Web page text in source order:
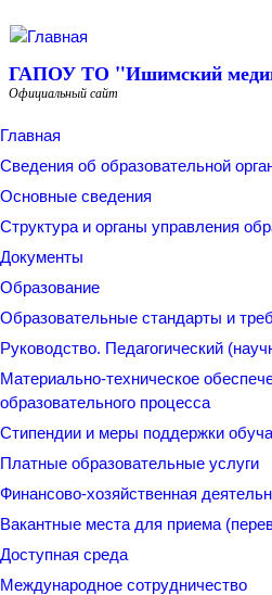
Перейти к основному содержанию
ГАПОУ ТО "Ишимский
Официальный сайт
Главная
Сведения об образовательной
Основные сведения
Структура и органы управления
Документы
Образование
Образовательные стандарты и
Руководство. Педагогический
Материально-техническое
образовательного процесса
Стипендии и меры поддержки
Платные образовательные услуги
Финансово-хозяйственная
Вакантные места для приема
Доступная среда
Международное сотрудничество